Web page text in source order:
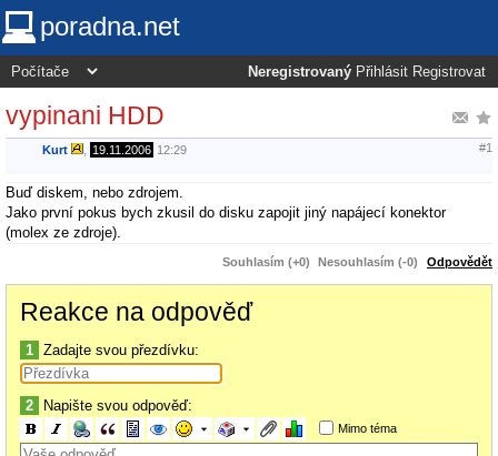
poradna.net
Neregistrovaný Přihlásit Registrovat
vypinani HDD
Kurt 19.11.2006 12:29 #1
Buď diskem, nebo zdrojem.
Jako první pokus bych zkusil do disku zapojit jiný napájecí konektor
(molex ze zdroje).
Souhlasím (+0) Nesouhlasím (-0) Odpovědět
Reakce na odpověď
1 Zadajte svou přezdívku:
2 Napište svou odpověď:
Mimo téma